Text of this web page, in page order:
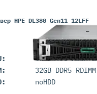
HPE DL380 Gen11 12LFF
32GB DDR5
noHDD